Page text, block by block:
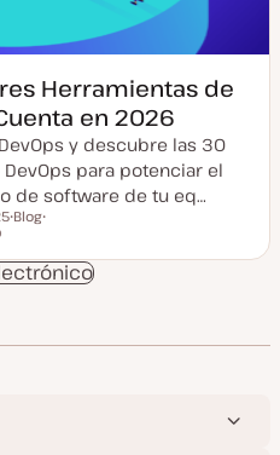
Herramientas de
en 2026
y descubre las 30
para potenciar el
de software de tu eq…
p
o
o
Blog
m
a